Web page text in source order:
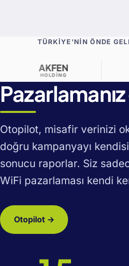
TÜRKIYE'NIN ÖNDE
Kipaş
HOLDING
Otopilot, misafir verinizi
doğru kampanyayı
sonucu raporlar. Siz
WiFi pazarlaması kendi
Otopilot →